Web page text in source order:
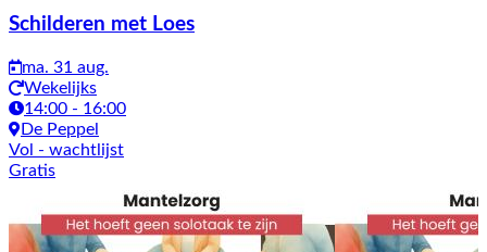
Activiteiten
Schilderen met Loes
ma. 31 aug.
Wekelijks
14:00 - 16:00
De Peppel
Vol - wachtlijst
Gratis